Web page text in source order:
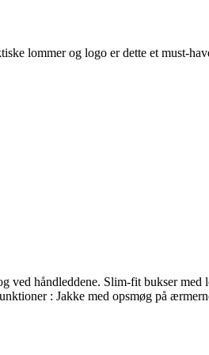
lommer og logo er dette et must-
håndleddene. Slim-fit bukser
: Jakke med opsmøg på